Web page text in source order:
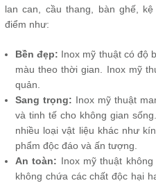
lan can, cầu thang, bàn ghế,
điểm như:
Bền đẹp: Inox mỹ thuật có độ
màu theo thời gian. Inox mỹ
quản.
Sang trọng: Inox mỹ thuật
và tinh tế cho không gian
nhiều loại vật liệu khác như
phẩm độc đáo và ấn tượng.
An toàn: Inox mỹ thuật
không chứa các chất độc hại